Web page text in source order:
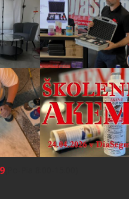
(Po-Pia 8:00-15:00)